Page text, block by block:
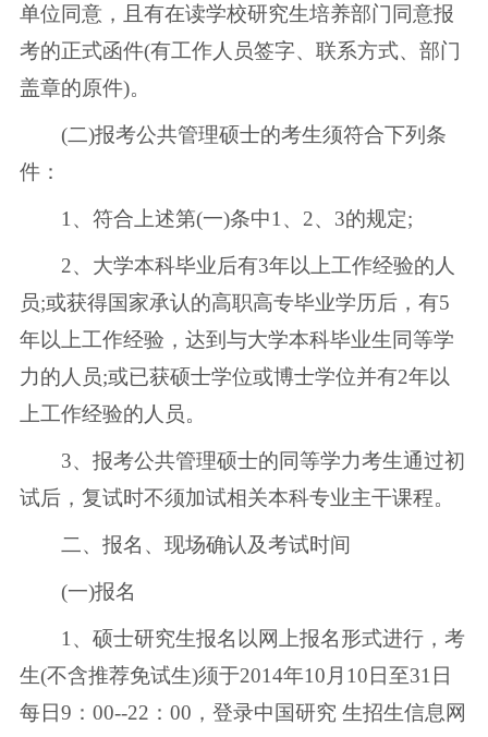
单位同意，且有在读学校研究生培养部门同意报
考的正式函件(有工作人员签字、联系方式、部门
盖章的原件)。
(二)报考公共管理硕士的考生须符合下列条
件：
1、符合上述第(一)条中1、2、3的规定;
2、大学本科毕业后有3年以上工作经验的人
员;或获得国家承认的高职高专毕业学历后，有5
年以上工作经验，达到与大学本科毕业生同等学
力的人员;或已获硕士学位或博士学位并有2年以
上工作经验的人员。
3、报考公共管理硕士的同等学力考生通过初
试后，复试时不须加试相关本科专业主干课程。
二、报名、现场确认及考试时间
(一)报名
1、硕士研究生报名以网上报名形式进行，考
生(不含推荐免试生)须于2014年10月10日至31日
每日9：00--22：00，登录中国研究 生招生信息网